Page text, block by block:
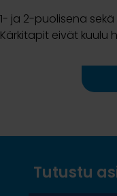
1- ja 2-puolisena
Kärkitapit eivät kuulu
Tutustu